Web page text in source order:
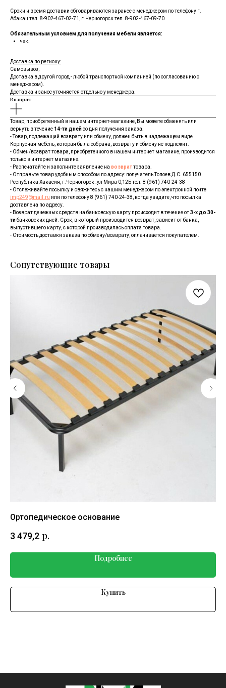
Сроки и время доставки обговариваются заранее с менеджером по телефону г.
Абакан тел. 8-902-467-02-71, г.Черногорск тел. 8-902-467-09-70.
Обязательным условием для получения мебели является:
чек.
Доставка по региону:
Самовывоз;
Доставка в другой город - любой транспортной компанией (по согласованию с
менеджером).
Доставка и занос уточняется отдельно у менеджера.
Возврат
Товар, приобретенный в нашем интернет-магазине, Вы можете обменять или
вернуть в течение 14-ти днейсо дня получения заказа.
- Товар, подлежащий возврату или обмену, должен быть в надлежащем виде
Корпусная мебель, которая была собрана, возврату и обмену не подлежит.
- Обмен/возврат товара, приобретенного в нашем интернет магазине, производится
только в интернет магазине.
- Распечатайте и заполните заявление на возвраттовара.
- Отправьте товар удобным способом по адресу: получатель Топоев Д.С. 655150
Республика Хакасия, г.Черногорск .ул Мира 0,12Б тел. 8 (961) 740-24-38
- Отслеживайте посылку и свяжитесь с нашим менеджером по электронной почте
imp249@mail.ru или по телефону 8 (961) 740-24-38, когда увидите, что посылка
доставлена по адресу.
- Возврат денежных средств на банковскую карту происходит в течение от3-х до 30-
тибанковских дней. Срок, в который производится возврат, зависит от банка,
выпустившего карту, с которой производилась оплата товара.
- Стоимость доставки заказа по обмену/возврату, оплачивается покупателем.
Сопутствующие товары
Ортопедическое основание
3 479,2 р.
Подробнее
Купить